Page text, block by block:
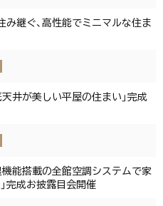
み継ぐ、高性能でミニマルな住ま
天井が美しい平屋の住まい」完成
機能搭載の全館空調システムで家
完成お披露目会開催